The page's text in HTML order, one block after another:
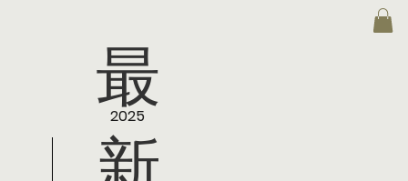
20262025
最